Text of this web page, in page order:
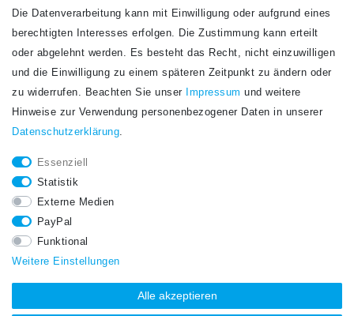
Newsletter
Honig
Hiermit bestätige ich, dass ich dieDaten­schutz­erklärunggelesen habe. Meine
STAY CONNECTED.
Die Datenverarbeitung kann mit Einwilligung oder aufgrund eines
berechtigten Interesses erfolgen. Die Zustimmung kann erteilt
oder abgelehnt werden. Es besteht das Recht, nicht einzuwilligen
und die Einwilligung zu einem späteren Zeitpunkt zu ändern oder
zu widerrufen. Beachten Sie unser
Impressum und weitere
Hinweise zur Verwendung personenbezogener Daten in unserer
Daten­schutz­erklärung.
Essenziell
Statistik
Externe Medien
PayPal
Funktional
Weitere Einstellungen
Alle akzeptieren